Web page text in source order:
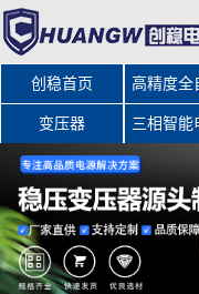
创稳首页 高精度全
压
变压器 三相智能